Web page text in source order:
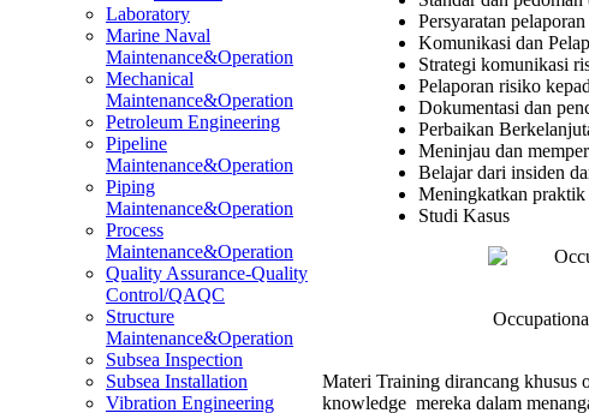
Laboratory
Marine Naval
Maintenance&Operation
Mechanical
Maintenance&Operation
Petroleum Engineering
Pipeline
Maintenance&Operation
Piping
Maintenance&Operation
Process
Maintenance&Operation
Quality Assurance-Quality
Control/QAQC
Structure
Maintenance&Operation
Subsea Inspection
Subsea Installation
Vibration Engineering
Persyaratan
Komunikasi dan
Strategi komunikasi
Pelaporan risiko
Dokumentasi dan
Perbaikan
Meninjau dan
Belajar dari insiden
Meningkatkan praktik
Studi Kasus
Materi Training dirancang khusus
knowledge mereka dalam